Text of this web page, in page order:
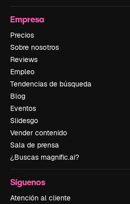
Empresa
Precios
Sobre nosotros
Reviews
Empleo
Tendencias de búsqueda
Blog
Eventos
Slidesgo
Vender contenido
Sala de prensa
¿Buscas magnific.ai?
Síguenos
Atención al cliente